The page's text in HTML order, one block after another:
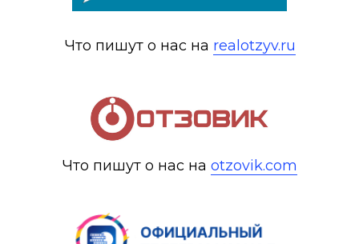
Что пишут о нас на otzovik.com
Что пишут о нас на realotzyv.ru